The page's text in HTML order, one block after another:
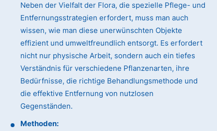
Neben der Vielfalt der Flora, die spezielle Pflege- und
Entfernungsstrategien erfordert, muss man auch
wissen, wie man diese unerwünschten Objekte
effizient und umweltfreundlich entsorgt. Es erfordert
nicht nur physische Arbeit, sondern auch ein tiefes
Verständnis für verschiedene Pflanzenarten, ihre
Bedürfnisse, die richtige Behandlungsmethode und
die effektive Entfernung von nutzlosen
Gegenständen.
Methoden: